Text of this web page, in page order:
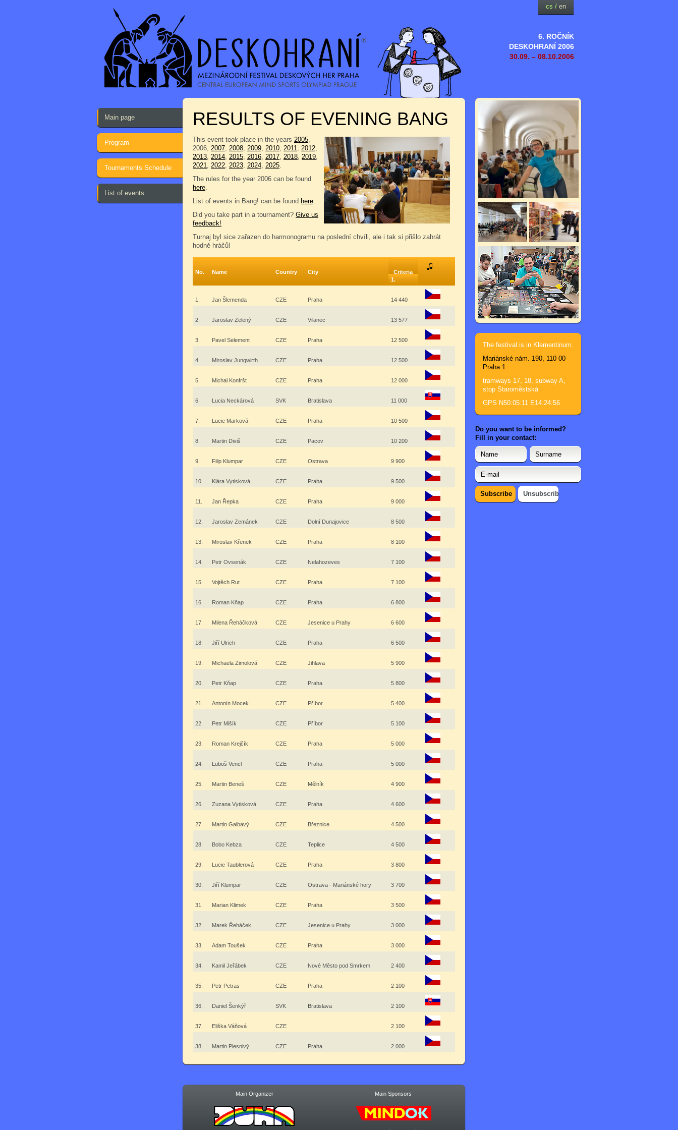
6. ROČNÍK
DESKOHRANÍ 2006
30.09. – 08.10.2006
cs / en
Main page
Program
Tournaments Schedule
List of events
RESULTS OF EVENING BANG
This event took place in the years 2005,
2006, 2007, 2008, 2009, 2010, 2011, 2012,
2013, 2014, 2015, 2016, 2017, 2018, 2019,
2021, 2022, 2023, 2024, 2025.
The rules for the year 2006 can be found
here.
List of events in Bang! can be found here.
Did you take part in a tournament? Give us
feedback!
Turnaj byl sice zařazen do harmonogramu na poslední chvíli, ale i tak si přišlo zahrát
hodně hráčů!
No. Name Country City
Criteria
1.
1. Jan Šlemenda CZE Praha 14 440
2. Jaroslav Zelený CZE Vilanec 13 577
3. Pavel Selement CZE Praha 12 500
4. Miroslav Jungwirth CZE Praha 12 500
5. Michal Konfršt CZE Praha 12 000
6. Lucia Neckárová SVK Bratislava 11 000
7. Lucie Marková CZE Praha 10 500
8. Martin Diviš CZE Pacov 10 200
9. Filip Klumpar CZE Ostrava 9 900
10. Klára Vytisková CZE Praha 9 500
11. Jan Řepka CZE Praha 9 000
12. Jaroslav Zemánek CZE Dolní Dunajovice 8 500
13. Miroslav Křenek CZE Praha 8 100
14. Petr Ovsenák CZE Nelahozeves 7 100
15. Vojtěch Rut CZE Praha 7 100
16. Roman Kňap CZE Praha 6 800
17. Milena Řeháčková CZE Jesenice u Prahy 6 600
18. Jiří Ulrich CZE Praha 6 500
19. Michaela Zimolová CZE Jihlava 5 900
20. Petr Kňap CZE Praha 5 800
21. Antonín Mocek CZE Příbor 5 400
22. Petr Mišík CZE Příbor 5 100
23. Roman Krejčík CZE Praha 5 000
24. Luboš Vencl CZE Praha 5 000
25. Martin Beneš CZE Mělník 4 900
26. Zuzana Vytisková CZE Praha 4 600
27. Martin Galbavý CZE Březnice 4 500
28. Bobo Kebza CZE Teplice 4 500
29. Lucie Taublerová CZE Praha 3 800
30. Jiří Klumpar CZE Ostrava - Mariánské hory 3 700
31. Marian Klimek CZE Praha 3 500
32. Marek Řeháček CZE Jesenice u Prahy 3 000
33. Adam Toušek CZE Praha 3 000
34. Kamil Jeřábek CZE Nové Město pod Smrkem 2 400
35. Petr Petras CZE Praha 2 100
36. Daniel Šenkýř SVK Bratislava 2 100
37. Eliška Váňová CZE 2 100
38. Martin Plesnivý CZE Praha 2 000
Main Organizer Main Sponsors
The festival is in Klementinum.
Mariánské nám. 190, 110 00
Praha 1
tramways 17, 18, subway A,
stop Staroměstská
GPS N50:05:11 E14:24:56
Do you want to be informed?
Fill in your contact: